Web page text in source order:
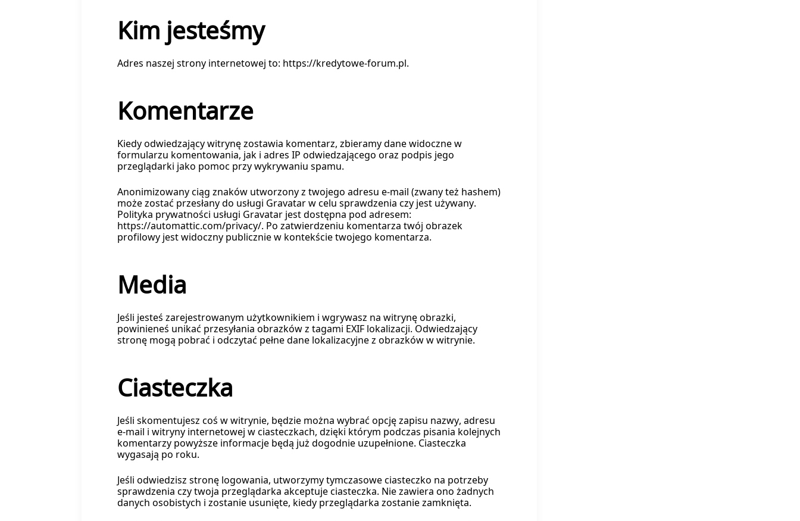
Kim jesteśmy
Adres naszej strony internetowej to: https://kredytowe-forum.pl.
Komentarze
Kiedy odwiedzający witrynę zostawia komentarz, zbieramy dane widoczne w
formularzu komentowania, jak i adres IP odwiedzającego oraz podpis jego
przeglądarki jako pomoc przy wykrywaniu spamu.
Anonimizowany ciąg znaków utworzony z twojego adresu e-mail (zwany też hashem)
może zostać przesłany do usługi Gravatar w celu sprawdzenia czy jest używany.
Polityka prywatności usługi Gravatar jest dostępna pod adresem:
https://automattic.com/privacy/. Po zatwierdzeniu komentarza twój obrazek
profilowy jest widoczny publicznie w kontekście twojego komentarza.
Media
Jeśli jesteś zarejestrowanym użytkownikiem i wgrywasz na witrynę obrazki,
powinieneś unikać przesyłania obrazków z tagami EXIF lokalizacji. Odwiedzający
stronę mogą pobrać i odczytać pełne dane lokalizacyjne z obrazków w witrynie.
Ciasteczka
Jeśli skomentujesz coś w witrynie, będzie można wybrać opcję zapisu nazwy, adresu
e-mail i witryny internetowej w ciasteczkach, dzięki którym podczas pisania kolejnych
komentarzy powyższe informacje będą już dogodnie uzupełnione. Ciasteczka
wygasają po roku.
Jeśli odwiedzisz stronę logowania, utworzymy tymczasowe ciasteczko na potrzeby
sprawdzenia czy twoja przeglądarka akceptuje ciasteczka. Nie zawiera ono żadnych
danych osobistych i zostanie usunięte, kiedy przeglądarka zostanie zamknięta.